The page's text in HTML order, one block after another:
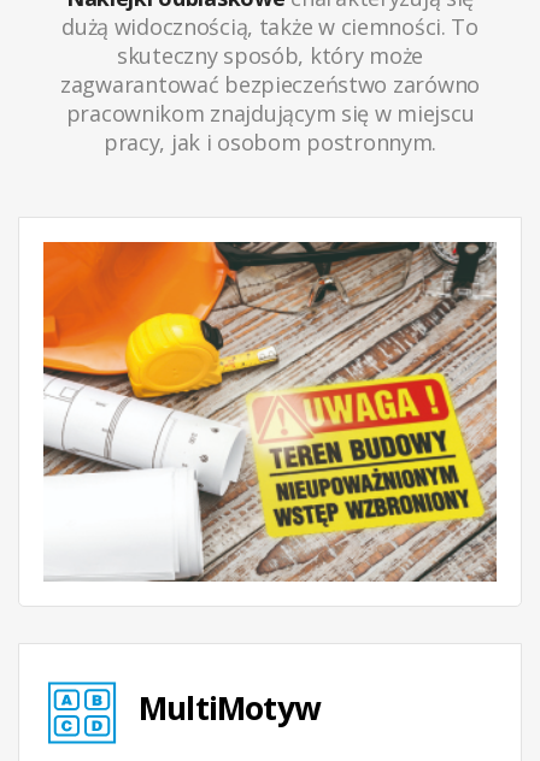
dużą widocznością, także w ciemności. To
skuteczny sposób, który może
zagwarantować bezpieczeństwo zarówno
pracownikom znajdującym się w miejscu
pracy, jak i osobom postronnym.
MultiMotyw